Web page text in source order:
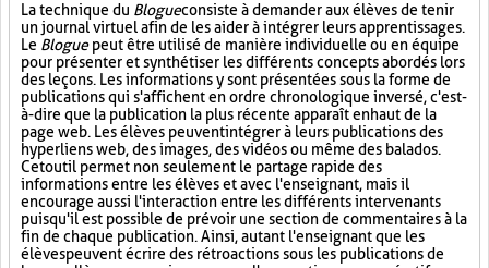
La technique du Blogueconsiste à demander aux élèves de tenir
un journal virtuel afin de les aider à intégrer leurs apprentissages.
Le Bloguepeut être utilisé de manière individuelle ou en équipe
pour présenter et synthétiser les différents concepts abordés lors
des leçons. Les informations y sont présentées sous la forme de
publications qui s'affichent en ordre chronologique inversé, c'est-
à-dire que la publication la plus récente apparaît en haut de la
page web. Les élèves peuvent intégrer à leurs publications des
hyperliens web, des images, des vidéos ou même des balados.
Cet outil permet non seulement le partage rapide des
informations entre les élèves et avec l'enseignant, mais il
encourage aussi l'interaction entre les différents intervenants
puisqu'il est possible de prévoir une section de commentaires à la
fin de chaque publication. Ainsi, autant l'enseignant que les
élèves peuvent écrire des rétroactions sous les publications de